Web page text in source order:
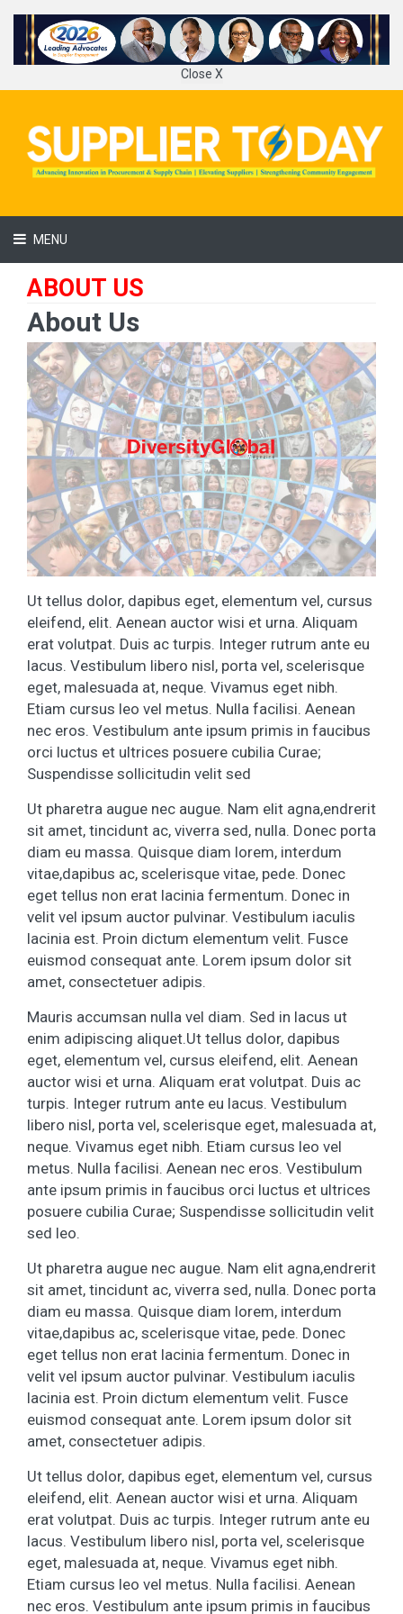
Close X
MENU
ABOUT US
About Us
Ut tellus dolor, dapibus eget, elementum vel, cursus
eleifend, elit. Aenean auctor wisi et urna. Aliquam
erat volutpat. Duis ac turpis. Integer rutrum ante eu
lacus. Vestibulum libero nisl, porta vel, scelerisque
eget, malesuada at, neque. Vivamus eget nibh.
Etiam cursus leo vel metus. Nulla facilisi. Aenean
nec eros. Vestibulum ante ipsum primis in faucibus
orci luctus et ultrices posuere cubilia Curae;
Suspendisse sollicitudin velit sed
Ut pharetra augue nec augue. Nam elit agna,endrerit
sit amet, tincidunt ac, viverra sed, nulla. Donec porta
diam eu massa. Quisque diam lorem, interdum
vitae,dapibus ac, scelerisque vitae, pede. Donec
eget tellus non erat lacinia fermentum. Donec in
velit vel ipsum auctor pulvinar. Vestibulum iaculis
lacinia est. Proin dictum elementum velit. Fusce
euismod consequat ante. Lorem ipsum dolor sit
amet, consectetuer adipis.
Mauris accumsan nulla vel diam. Sed in lacus ut
enim adipiscing aliquet.Ut tellus dolor, dapibus
eget, elementum vel, cursus eleifend, elit. Aenean
auctor wisi et urna. Aliquam erat volutpat. Duis ac
turpis. Integer rutrum ante eu lacus. Vestibulum
libero nisl, porta vel, scelerisque eget, malesuada at,
neque. Vivamus eget nibh. Etiam cursus leo vel
metus. Nulla facilisi. Aenean nec eros. Vestibulum
ante ipsum primis in faucibus orci luctus et ultrices
posuere cubilia Curae; Suspendisse sollicitudin velit
sed leo.
Ut pharetra augue nec augue. Nam elit agna,endrerit
sit amet, tincidunt ac, viverra sed, nulla. Donec porta
diam eu massa. Quisque diam lorem, interdum
vitae,dapibus ac, scelerisque vitae, pede. Donec
eget tellus non erat lacinia fermentum. Donec in
velit vel ipsum auctor pulvinar. Vestibulum iaculis
lacinia est. Proin dictum elementum velit. Fusce
euismod consequat ante. Lorem ipsum dolor sit
amet, consectetuer adipis.
Ut tellus dolor, dapibus eget, elementum vel, cursus
eleifend, elit. Aenean auctor wisi et urna. Aliquam
erat volutpat. Duis ac turpis. Integer rutrum ante eu
lacus. Vestibulum libero nisl, porta vel, scelerisque
eget, malesuada at, neque. Vivamus eget nibh.
Etiam cursus leo vel metus. Nulla facilisi. Aenean
nec eros. Vestibulum ante ipsum primis in faucibus